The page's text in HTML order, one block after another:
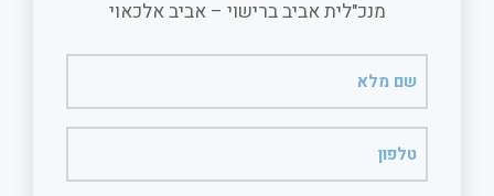
מנכ"לית אביב ברישוי – אביב אלכאוי
מלא